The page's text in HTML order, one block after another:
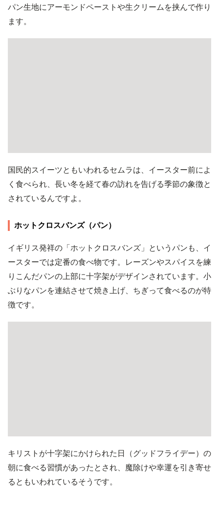
パン生地にアーモンドペーストや生クリームを挟んで作り
ます。
国民的スイーツともいわれるセムラは、イースター前によ
く食べられ、長い冬を経て春の訪れを告げる季節の象徴と
されているんですよ。
ホットクロスバンズ（パン）
イギリス発祥の「ホットクロスバンズ」というパンも、イ
ースターでは定番の食べ物です。レーズンやスパイスを練
りこんだパンの上部に十字架がデザインされています。小
ぶりなパンを連結させて焼き上げ、ちぎって食べるのが特
徴です。
キリストが十字架にかけられた日（グッドフライデー）の
朝に食べる習慣があったとされ、魔除けや幸運を引き寄せ
るともいわれているそうです。